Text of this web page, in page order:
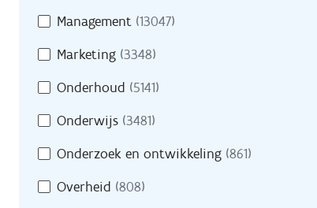
Management (13047)
Marketing (3348)
Onderhoud (5141)
Onderwijs (3481)
Onderzoek en ontwikkeling (861)
Overheid (808)